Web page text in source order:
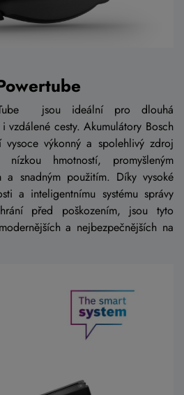
jsou ideální pro dlouhá
vzdálené cesty. Akumulátory Bosch
vysoce výkonný a spolehlivý zdroj
hmotností, promyšleným
a snadným použitím. Díky vysoké
a inteligentnímu systému správy
před poškozením, jsou tyto
a nejbezpečnějších na